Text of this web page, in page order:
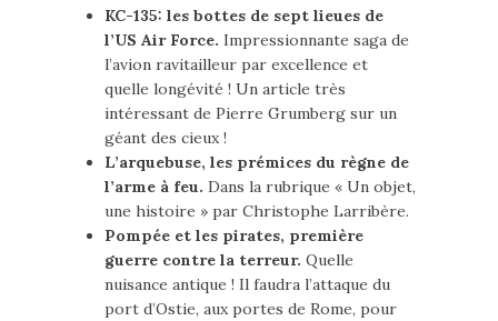
KC-135: les bottes de sept lieues de
l’US Air Force. Impressionnante saga de
l’avion ravitailleur par excellence et
quelle longévité ! Un article très
intéressant de Pierre Grumberg sur un
géant des cieux !
L’arquebuse, les prémices du règne de
l’arme à feu. Dans la rubrique « Un objet,
une histoire » par Christophe Larribère.
Pompée et les pirates, première
guerre contre la terreur. Quelle
nuisance antique ! Il faudra l’attaque du
port d’Ostie, aux portes de Rome, pour